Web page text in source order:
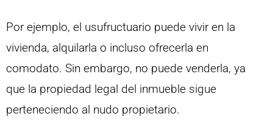
Por ejemplo, el usufructuario puede vivir en la
vivienda, alquilarla o incluso ofrecerla en
comodato. Sin embargo, no puede venderla, ya
que la propiedad legal del inmueble sigue
perteneciendo al nudo propietario.